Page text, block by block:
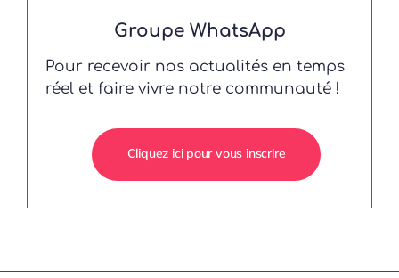
Groupe WhatsApp
Pour recevoir nos actualités en temps
réel et faire vivre notre communauté !
Cliquez ici pour vous inscrire